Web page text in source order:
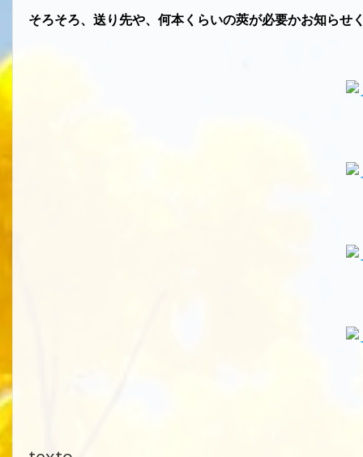
そろそろ、送り先や、何本くらいの莢が必要かお知らせ